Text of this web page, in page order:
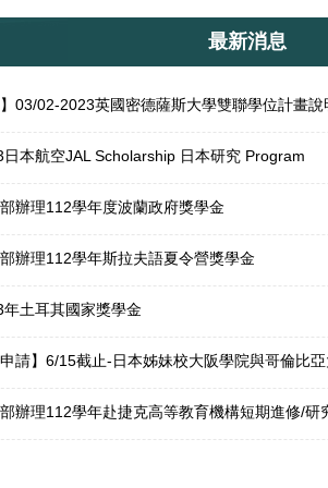
最新消息
】03/02-2023英國密德薩斯大學雙聯學位計畫說
日本航空JAL Scholarship 日本研究 Program
部辦理112學年度波蘭政府獎學金
部辦理112學年斯拉夫語夏令營獎學金
年土耳其國家獎學金
部辦理112學年赴捷克高等教育機構短期進修/研